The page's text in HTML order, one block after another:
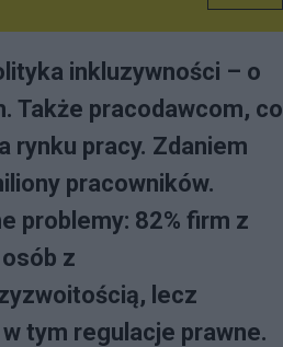
inkluzywności – o
Także pracodawcom, co
rynku pracy. Zdaniem
pracowników.
problemy: 82% firm z
z
lecz
tym regulacje prawne.